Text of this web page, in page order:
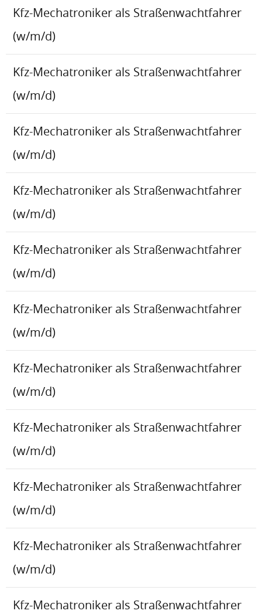
Kfz-Mechatroniker als Straßenwachtfahrer
(w/m/d)
Kfz-Mechatroniker als Straßenwachtfahrer
(w/m/d)
Kfz-Mechatroniker als Straßenwachtfahrer
(w/m/d)
Kfz-Mechatroniker als Straßenwachtfahrer
(w/m/d)
Kfz-Mechatroniker als Straßenwachtfahrer
(w/m/d)
Kfz-Mechatroniker als Straßenwachtfahrer
(w/m/d)
Kfz-Mechatroniker als Straßenwachtfahrer
(w/m/d)
Kfz-Mechatroniker als Straßenwachtfahrer
(w/m/d)
Kfz-Mechatroniker als Straßenwachtfahrer
(w/m/d)
Kfz-Mechatroniker als Straßenwachtfahrer
(w/m/d)
Kfz-Mechatroniker als Straßenwachtfahrer